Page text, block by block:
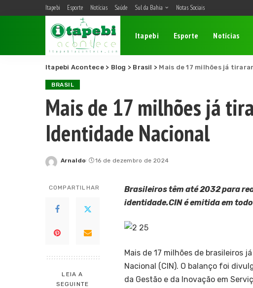
Itapebi Esporte Notícias Saúde Sul da Bahia
Camacan
Eunápolis
Itagimirim
Porto Seguro
Notas Sociais
Itapebi Esporte Notícias
Itapebi Acontece> Blog > Brasil > Mais de 17 milhões já
BRASIL
Mais de 17 milhões já
Identidade Nacional
Posted
Arnaldo 16 de dezembro de 2024
COMPARTILHAR
LEIA A
SEGUINTE
Brasileiros têm até 2032 para
identidade.CIN é emitida em
Mais de 17 milhões de brasileiros
Nacional (CIN). O balanço foi
da Gestão e da Inovação em